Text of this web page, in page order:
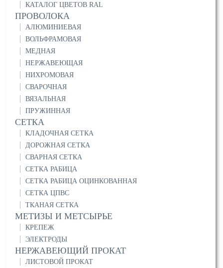
КАТАЛОГ ЦВЕТОВ RAL
ПРОВОЛОКА
АЛЮМИНИЕВАЯ
ВОЛЬФРАМОВАЯ
МЕДНАЯ
НЕРЖАВЕЮЩАЯ
НИХРОМОВАЯ
СВАРОЧНАЯ
ВЯЗАЛЬНАЯ
ПРУЖИННАЯ
СЕТКА
КЛАДОЧНАЯ СЕТКА
ДОРОЖНАЯ СЕТКА
СВАРНАЯ СЕТКА
СЕТКА РАБИЦА
СЕТКА РАБИЦА ОЦИНКОВАННАЯ
СЕТКА ЦПВС
ТКАНАЯ СЕТКА
МЕТИЗЫ И МЕТСЫРЬЕ
КРЕПЕЖ
ЭЛЕКТРОДЫ
НЕРЖАВЕЮЩИЙ ПРОКАТ
ЛИСТОВОЙ ПРОКАТ